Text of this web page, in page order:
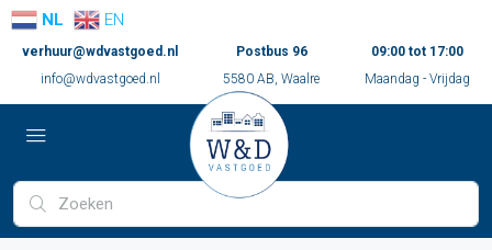
verhuur@wdvastgoed.nl
info@wdvastgoed.nl
Postbus 96
5580 AB, Waalre
09:00 tot 17:00
Maandag - Vrijdag
NL EN